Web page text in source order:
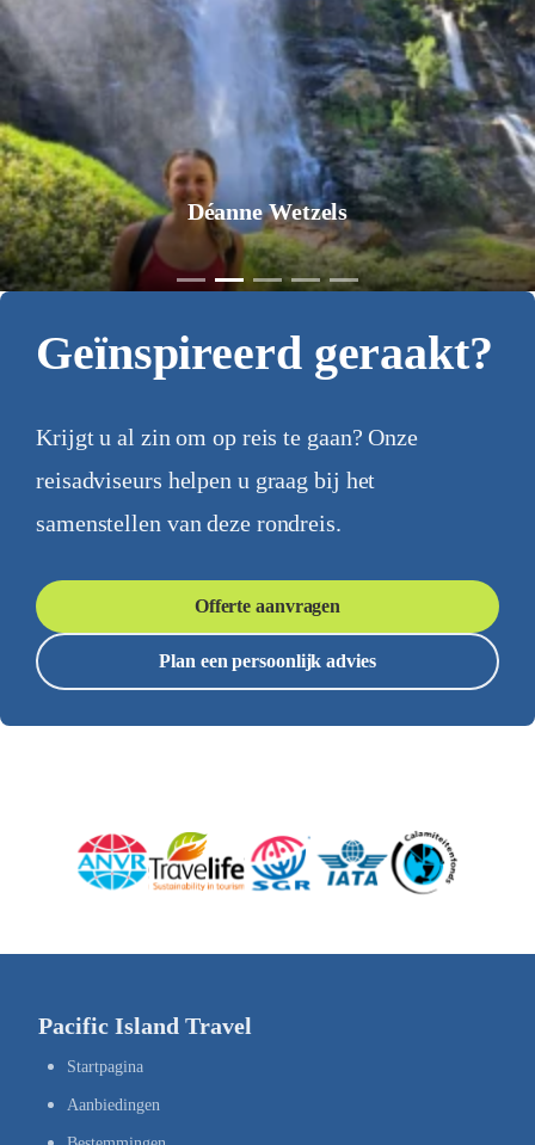
Jurgen Pol
Geïnspireerd geraakt?
Krijgt u al zin om op reis te gaan? Onze
reisadviseurs helpen u graag bij het
samenstellen van deze rondreis.
Offerte aanvragen
Plan een persoonlijk advies
Pacific Island Travel
Startpagina
Aanbiedingen